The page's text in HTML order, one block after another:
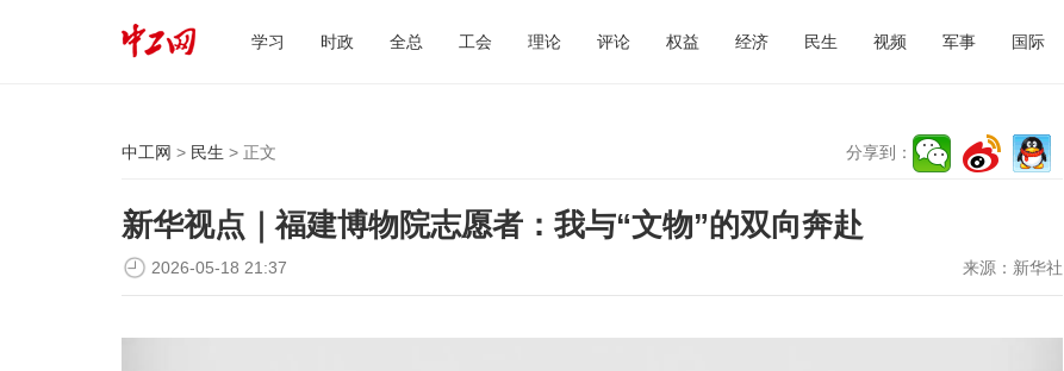
学习 时政 全总 工会 理论 评论 权益 经济 民生 视频 军事 国际
中工网 > 民生 > 正文 分享到：
新华视点｜福建博物院志愿者：我与“文物”的双向奔赴
来源： 新华社
2026-05-18 21:37